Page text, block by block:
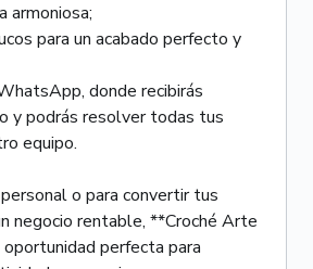
armoniosa;
para un acabado perfecto y
donde recibirás
y podrás resolver todas tus
equipo.
o para convertir tus
negocio rentable, **Croché Arte
perfecta para